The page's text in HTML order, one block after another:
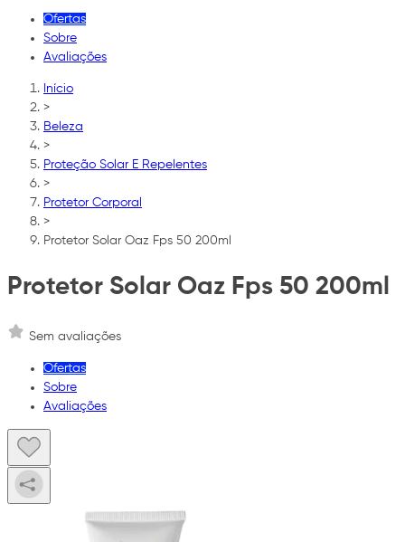
Ofertas
Sobre
Avaliações
Início
>
Beleza
>
Proteção Solar E Repelentes
>
Protetor Corporal
>
Protetor Solar Oaz Fps 50 200ml
Protetor Solar Oaz Fps 50 200ml
Sem avaliações
Ofertas
Sobre
Avaliações